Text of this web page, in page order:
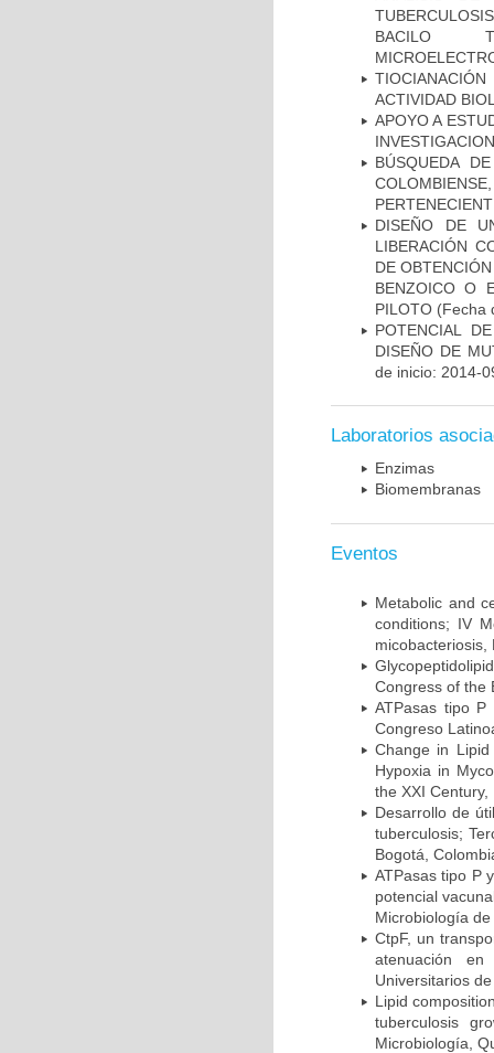
BACILO
ACTIVIDAD
APOYO A
BÚSQUEDA
DISEÑO DE
LIBERACIÓN
DE
BENZOICO O
PILOTO (Fecha
POTENCIAL
DISEÑO DE
de inicio: 2014-
Laboratorios
Enzimas
Biomembranas
Eventos
Metabolic and
conditions; IV
micobacteriosis,
Congress of the
ATPasas tipo P
Congreso
Change in
Hypoxia in
the XXI
Desarrollo de
tuberculosis;
Bogotá,
ATPasas tipo P
potencial
Microbiología
CtpF, un
atenuación
Universitarios
Lipid
tuberculosis
Microbiología,